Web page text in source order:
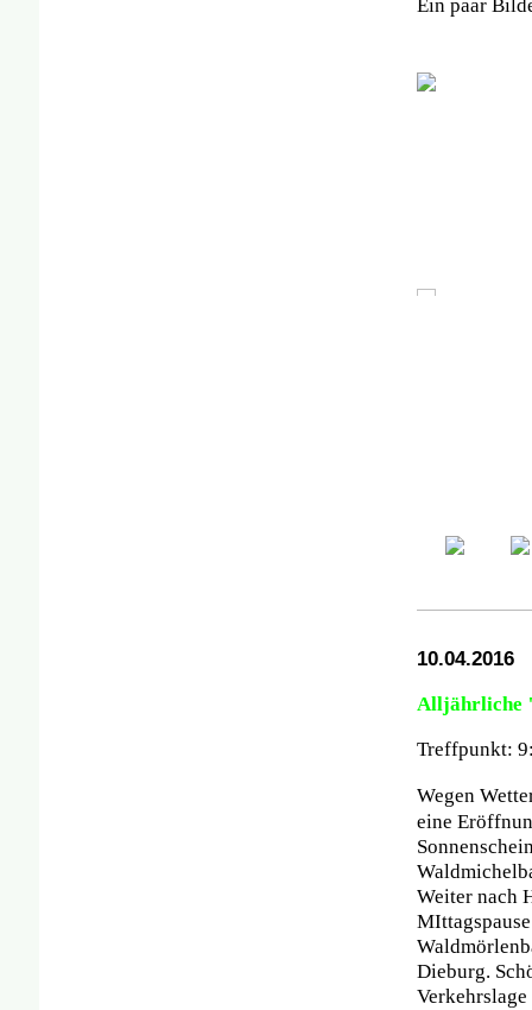
Ein paar
10.04.2016
Alljährliche
Treffpunkt:
Wegen
eine
Weiter nach
Dieburg.